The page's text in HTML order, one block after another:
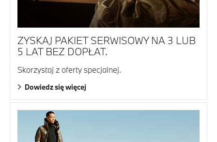
ZYSKAJ PAKIET SERWISOWY NA 3 LUB
5 LAT BEZ DOPŁAT.
Skorzystaj z oferty specjalnej.
Dowiedz się więcej